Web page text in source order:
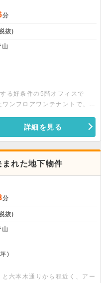
分
抜)
山
る好条件の5階オフィスで
ンフロアワンテナントで、
詳細を見る
れた地下物件
分
抜)
山
)
六本木通りから程近く、アー